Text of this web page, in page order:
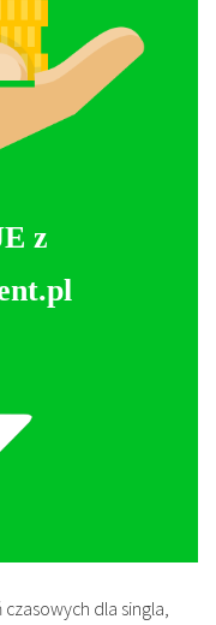
z
dla singla,